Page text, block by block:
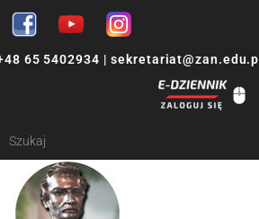
65 5402934 | sekretariat@zan.edu.pl